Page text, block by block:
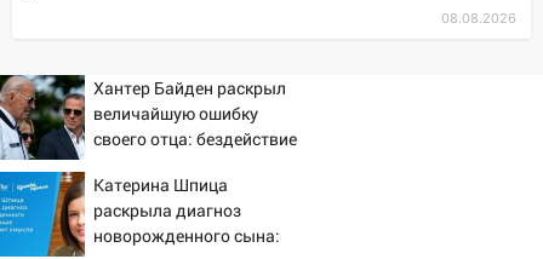
11:16
В Ульяновске ищут 37-летнего
мужчину, пропавшего ещё 19 июля
10:30
От мотофристайла до прогулки с
хаски: куда сходить в Ульяновской
области 8–9 августа
08.08.2026
Хантер Байден раскрыл
величайшую ошибку
своего отца: бездействие
Катерина Шпица
раскрыла диагноз
новорожденного сына: